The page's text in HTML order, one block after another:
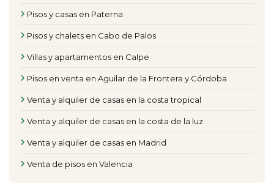
Pisos y casas en Paterna
Pisos y chalets en Cabo de Palos
Villas y apartamentos en Calpe
Pisos en venta en Aguilar de la Frontera y Córdoba
Venta y alquiler de casas en la costa tropical
Venta y alquiler de casas en la costa de la luz
Venta y alquiler de casas en Madrid
Venta de pisos en Valencia